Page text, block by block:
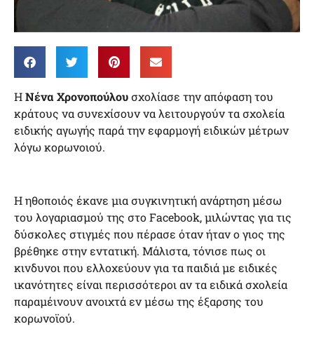
HΝένα Χρονοπούλουσχολίασε την απόφαση του
κράτους να συνεχίσουν να λειτουργούν τα σχολεία
ειδικής αγωγής παρά την εφαρμογή ειδικών μέτρων
λόγω κορωνοιού.
Η ηθοποιός έκανε μια συγκινητική ανάρτηση μέσω
του λογαριασμού της στο Facebook, μιλώντας για τις
δύσκολες στιγμές που πέρασε όταν ήταν ο γιος της
βρέθηκε στην εντατική. Μάλιστα, τόνισε πως οι
κινδυνοι που ελλοχεύουν για τα παιδιά με ειδικές
ικανότητες είναι περισσότεροι αν τα ειδικά σχολεία
παραμέινουν ανοιχτά εν μέσω της έξαρσης του
κορωνοϊού.